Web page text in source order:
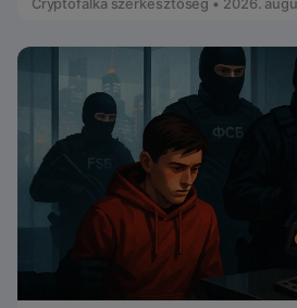
Cryptofalka szerkesztőség • 2026.